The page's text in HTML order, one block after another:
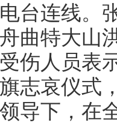
台连线。
曲特大山
伤人员表
志哀仪式
导下，在